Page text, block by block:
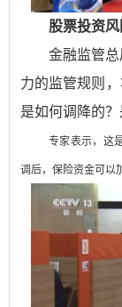
股票投资
金融监管
力的监管规则
是如何调降的
专家表示，这
调后，保险资金可以